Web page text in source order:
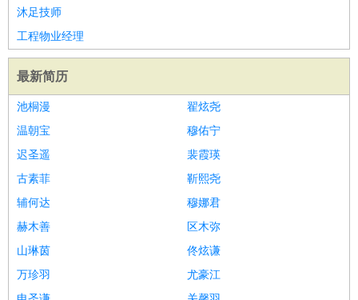
沐足技师
工程物业经理
最新简历
池桐漫
翟炫尧
温朝宝
穆佑宁
迟圣遥
裴霞瑛
古素菲
靳熙尧
辅何达
穆娜君
赫木善
区木弥
山琳茵
佟炫谦
万珍羽
尤豪江